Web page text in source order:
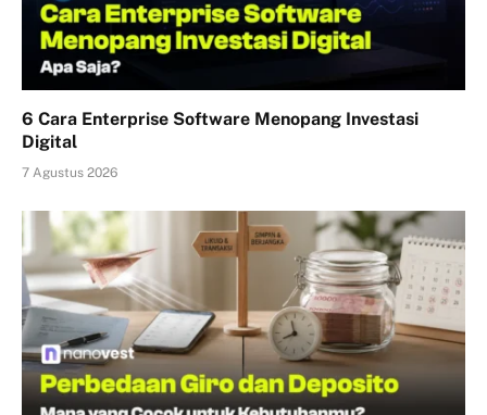
6 Cara Enterprise Software Menopang Investasi
Digital
7 Agustus 2026